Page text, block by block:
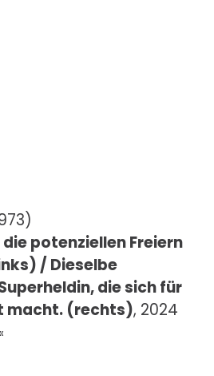
potenziellen Freiern
/ Dieselbe
die sich für
macht. (rechts), 2024